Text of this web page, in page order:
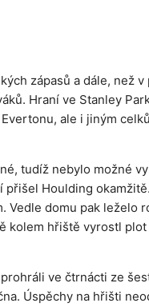
zápasů a dále, než v
Hraní ve Stanley
ale i jiným
tudíž nebylo možné
Houlding
Vedle domu pak leželo
kolem hřiště vyrostl plot
ve čtrnácti ze
Úspěchy na hřišti